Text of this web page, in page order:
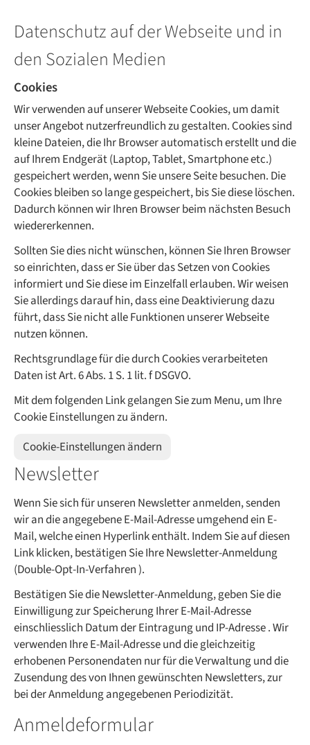
Datenschutz auf der Webseite und in
den Sozialen Medien
Cookies
Wir verwenden auf unserer Webseite Cookies, um damit
unser Angebot nutzerfreundlich zu gestalten. Cookies sind
kleine Dateien, die Ihr Browser automatisch erstellt und die
auf Ihrem Endgerät (Laptop, Tablet, Smartphone etc.)
gespeichert werden, wenn Sie unsere Seite besuchen. Die
Cookies bleiben so lange gespeichert, bis Sie diese löschen.
Dadurch können wir Ihren Browser beim nächsten Besuch
wiedererkennen.
Sollten Sie dies nicht wünschen, können Sie Ihren Browser
so einrichten, dass er Sie über das Setzen von Cookies
informiert und Sie diese im Einzelfall erlauben. Wir weisen
Sie allerdings darauf hin, dass eine Deaktivierung dazu
führt, dass Sie nicht alle Funktionen unserer Webseite
nutzen können.
Rechtsgrundlage für die durch Cookies verarbeiteten
Daten ist Art. 6 Abs. 1 S. 1 lit. f DSGVO.
Mit dem folgenden Link gelangen Sie zum Menu, um Ihre
Cookie Einstellungen zu ändern.
Cookie-Einstellungen ändern
Newsletter
Wenn Sie sich für unseren Newsletter anmelden, senden
wir an die angegebene E-Mail-Adresse umgehend ein E-
Mail, welche einen Hyperlink enthält. Indem Sie auf diesen
Link klicken, bestätigen Sie Ihre Newsletter-Anmeldung
(Double-Opt-In-Verfahren ).
Bestätigen Sie die Newsletter-Anmeldung, geben Sie die
Einwilligung zur Speicherung Ihrer E-Mail-Adresse
einschliesslich Datum der Eintragung und IP-Adresse . Wir
verwenden Ihre E-Mail-Adresse und die gleichzeitig
erhobenen Personendaten nur für die Verwaltung und die
Zusendung des von Ihnen gewünschten Newsletters, zur
bei der Anmeldung angegebenen Periodizität.
Anmeldeformular